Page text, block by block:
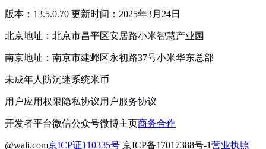
版本：13.5.0.70 更新时间：2025年3月24日
北京地址：北京市昌平区安居路小米智慧产业园
南京地址：南京市建邺区永初路37号小米华东总部
未成年人防沉迷系统米币
用户应用权限隐私协议用户服务协议
开发者平台微信公众号微博主页商务合作
@wali.com京ICP证110335号 京ICP备17017388号-1营业执照